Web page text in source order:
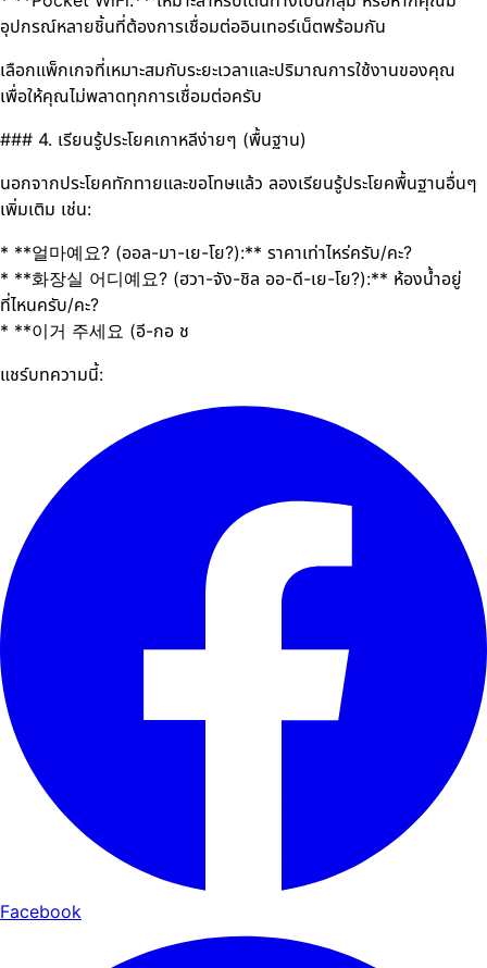
อุปกรณ์หลายชิ้นที่ต้องการเชื่อมต่ออินเทอร์เน็ตพร้อมกัน
เลือกแพ็กเกจที่เหมาะสมกับระยะเวลาและปริมาณการใช้งานของคุณ
เพื่อให้คุณไม่พลาดทุกการเชื่อมต่อครับ
### 4. เรียนรู้ประโยคเกาหลีง่ายๆ (พื้นฐาน)
นอกจากประโยคทักทายและขอโทษแล้ว ลองเรียนรู้ประโยคพื้นฐานอื่นๆ
เพิ่มเติม เช่น:
* **얼마예요? (ออล-มา-เย-โย?):** ราคาเท่าไหร่ครับ/คะ?
* **화장실 어디예요? (ฮวา-จัง-ชิล ออ-ดี-เย-โย?):** ห้องน้ำอยู่
ที่ไหนครับ/คะ?
* **이거 주세요 (อี-กอ ช
แชร์บทความนี้:
Facebook